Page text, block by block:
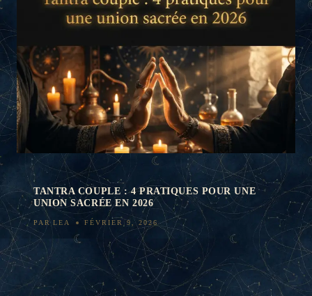
TANTRA COUPLE : 4 PRATIQUES POUR UNE
UNION SACRÉE EN 2026
PAR LEA FÉVRIER 9, 2026